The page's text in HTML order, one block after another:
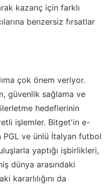
kazanç için farklı
benzersiz fırsatlar
çok önem veriyor.
güvenlik sağlama ve
ilerletme hedeflerinin
işlemler. Bitget'in e-
PGL ve ünlü İtalyan futbol
yaptığı işbirlikleri,
dünya arasındaki
kararlılığını da